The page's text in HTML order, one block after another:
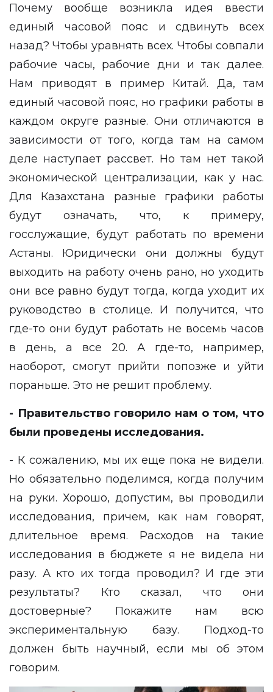
Почему вообще возникла идея ввести
единый часовой пояс и сдвинуть всех
назад? Чтобы уравнять всех. Чтобы совпали
рабочие часы, рабочие дни и так далее.
Нам приводят в пример Китай. Да, там
единый часовой пояс, но графики работы в
каждом округе разные. Они отличаются в
зависимости от того, когда там на самом
деле наступает рассвет. Но там нет такой
экономической централизации, как у нас.
Для Казахстана разные графики работы
будут означать, что, к примеру,
госслужащие, будут работать по времени
Астаны. Юридически они должны будут
выходить на работу очень рано, но уходить
они все равно будут тогда, когда уходит их
руководство в столице. И получится, что
где-то они будут работать не восемь часов
в день, а все 20. А где-то, например,
наоборот, смогут прийти попозже и уйти
пораньше. Это не решит проблему.
- Правительство говорило нам о том, что
были проведены исследования.
- К сожалению, мы их еще пока не видели.
Но обязательно поделимся, когда получим
на руки. Хорошо, допустим, вы проводили
исследования, причем, как нам говорят,
длительное время. Расходов на такие
исследования в бюджете я не видела ни
разу. А кто их тогда проводил? И где эти
результаты? Кто сказал, что они
достоверные? Покажите нам всю
экспериментальную базу. Подход-то
должен быть научный, если мы об этом
говорим.